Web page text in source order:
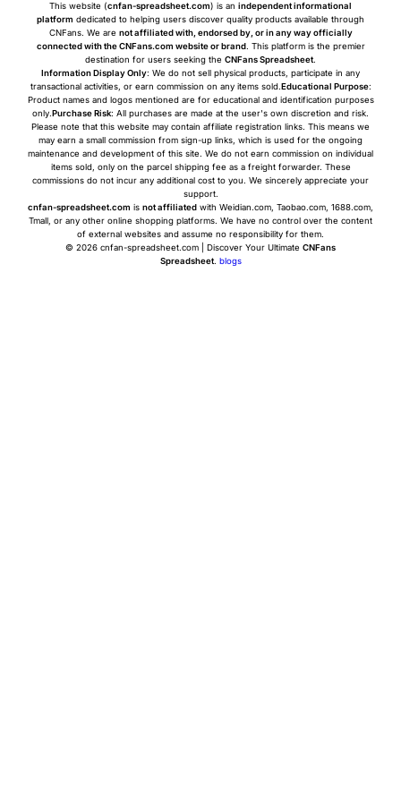
This website (cnfan-spreadsheet.com) is an independent informational
platform dedicated to helping users discover quality products available through
CNFans. We are not affiliated with, endorsed by, or in any way officially
connected with the CNFans.com website or brand. This platform is the premier
destination for users seeking the CNFans Spreadsheet.
Information Display Only: We do not sell physical products, participate in any
transactional activities, or earn commission on any items sold. Educational Purpose:
Product names and logos mentioned are for educational and identification purposes
only. Purchase Risk: All purchases are made at the user's own discretion and risk.
Please note that this website may contain affiliate registration links. This means we
may earn a small commission from sign-up links, which is used for the ongoing
maintenance and development of this site. We do not earn commission on individual
items sold, only on the parcel shipping fee as a freight forwarder. These
commissions do not incur any additional cost to you. We sincerely appreciate your
support.
cnfan-spreadsheet.com is not affiliated with Weidian.com, Taobao.com, 1688.com,
Tmall, or any other online shopping platforms. We have no control over the content
of external websites and assume no responsibility for them.
© 2026 cnfan-spreadsheet.com | Discover Your Ultimate CNFans
Spreadsheet. blogs